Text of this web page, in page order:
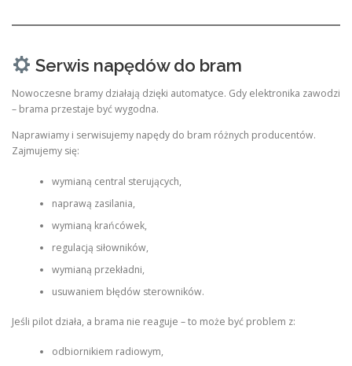
Serwis napędów do bram
Nowoczesne bramy działają dzięki automatyce. Gdy elektronika zawodzi
– brama przestaje być wygodna.
Naprawiamy i serwisujemy napędy do bram różnych producentów.
Zajmujemy się:
wymianą central sterujących,
naprawą zasilania,
wymianą krańcówek,
regulacją siłowników,
wymianą przekładni,
usuwaniem błędów sterowników.
Jeśli pilot działa, a brama nie reaguje – to może być problem z:
odbiornikiem radiowym,